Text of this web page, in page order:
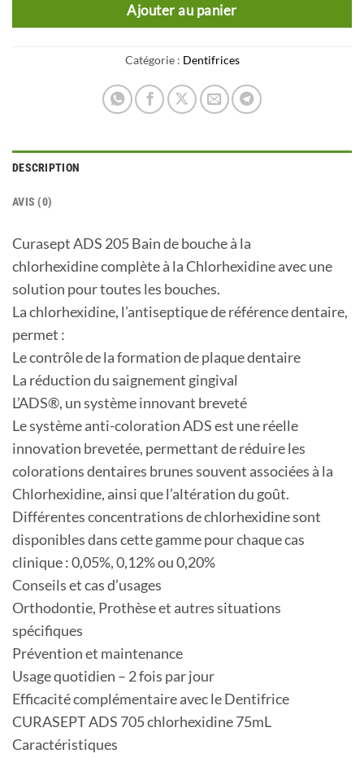
Ajouter au panier
Catégorie : Dentifrices
DESCRIPTION
AVIS (0)
Curasept ADS 205 Bain de bouche à la
chlorhexidine complète à la Chlorhexidine avec une
solution pour toutes les bouches.
La chlorhexidine, l’antiseptique de référence dentaire,
permet :
Le contrôle de la formation de plaque dentaire
La réduction du saignement gingival
L’ADS®, un système innovant breveté
Le système anti-coloration ADS est une réelle
innovation brevetée, permettant de réduire les
colorations dentaires brunes souvent associées à la
Chlorhexidine, ainsi que l’altération du goût.
Différentes concentrations de chlorhexidine sont
disponibles dans cette gamme pour chaque cas
clinique : 0,05%, 0,12% ou 0,20%
Conseils et cas d’usages
Orthodontie, Prothèse et autres situations
spécifiques
Prévention et maintenance
Usage quotidien – 2 fois par jour
Efficacité complémentaire avec le Dentifrice
CURASEPT ADS 705 chlorhexidine 75mL
Caractéristiques